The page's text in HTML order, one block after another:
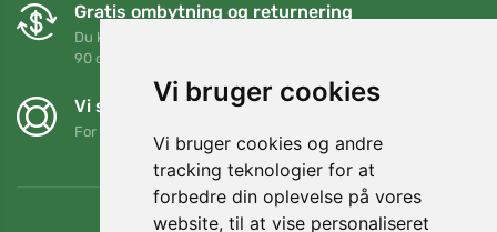
Vi bruger cookies
Vi bruger cookies og andre
tracking teknologier for at
forbedre din oplevelse på vores
website, til at vise personaliseret
Gratis ombytning og returnering
Du kan returnere eller bytte din ordre når som helst inden for
90 dage
Vi støtter Trees.org
For hver ordre planter vi et træ! Læs mere